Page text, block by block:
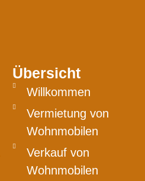
Übersicht
Willkommen
Vermietung von
Wohnmobilen
Verkauf von
Wohnmobilen